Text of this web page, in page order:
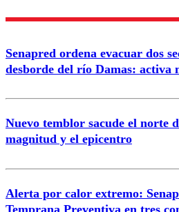
Correo
Senapred ordena evacuar dos
desborde del río Damas: activa
Nuevo temblor sacude el norte
magnitud y el epicentro
Alerta por calor extremo: